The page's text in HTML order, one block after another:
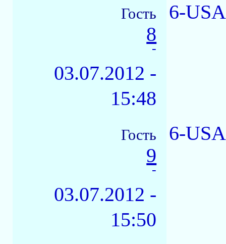
Гость
8
-
03.07.2012 -
15:48
6-
Гость
9
-
03.07.2012 -
15:50
6-